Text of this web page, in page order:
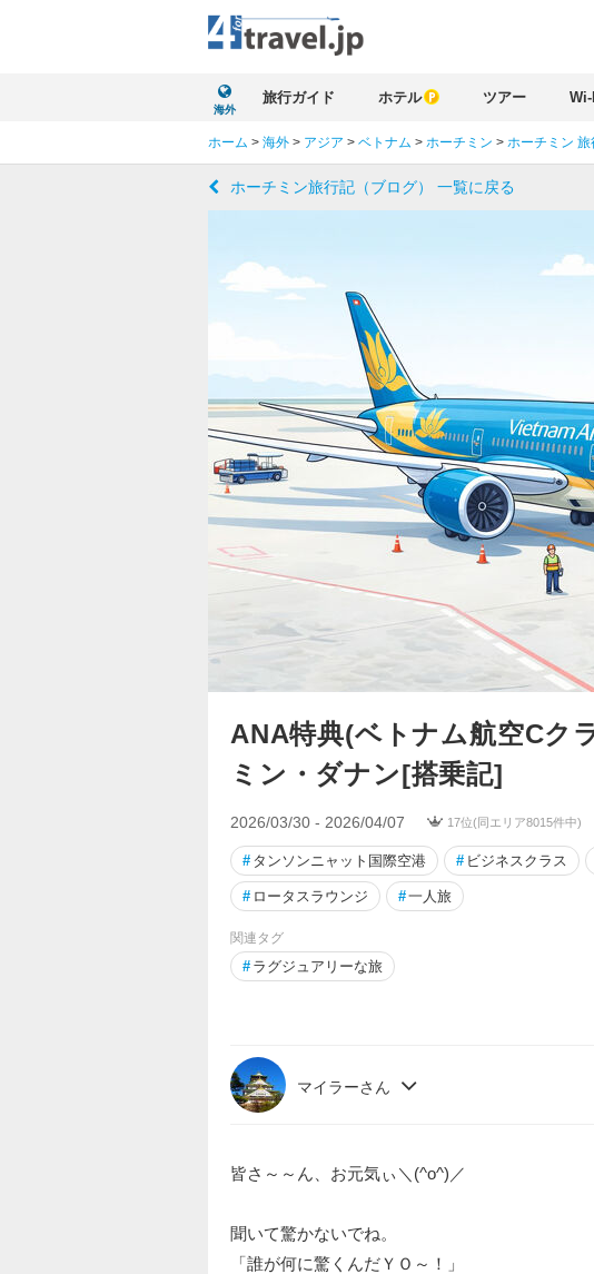
海外
旅行ガイド ホテル ツアー
ホーム > 海外 > アジア > ベトナム > ホーチミン > ホーチミン 旅
ホーチミン旅行記（ブログ） 一覧に戻る
ANA特典(ベトナム航空Cク
ミン・ダナン[搭乗記]
2026/03/30 - 2026/04/07 17位(同エリア8015件中)
# タンソンニャット国際空港 # ビジネスクラス
# ロータスラウンジ #一人旅
関連タグ
# ラグジュアリーな旅
マイラーさん
皆さ～～ん、お元気ぃ＼(^o^)／
聞いて驚かないでね。
「誰が何に驚くんだＹＯ～！」